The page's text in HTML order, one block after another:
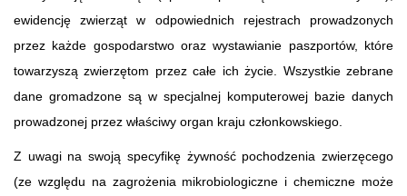
ewidencję zwierząt w odpowiednich rejestrach prowadzonych
przez każde gospodarstwo oraz wystawianie paszportów, które
towarzyszą zwierzętom przez całe ich życie. Wszystkie zebrane
dane gromadzone są w specjalnej komputerowej bazie danych
prowadzonej przez właściwy organ kraju członkowskiego.
Z uwagi na swoją specyfikę żywność pochodzenia zwierzęcego
(ze względu na zagrożenia mikrobiologiczne i chemiczne może